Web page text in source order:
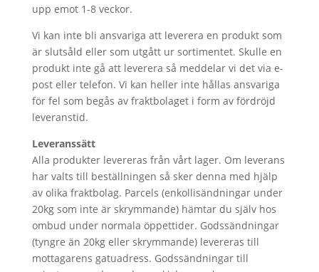
upp emot 1-8 veckor.
Vi kan inte bli ansvariga att leverera en produkt som
är slutsåld eller som utgått ur sortimentet. Skulle en
produkt inte gå att leverera så meddelar vi det via e-
post eller telefon. Vi kan heller inte hållas ansvariga
för fel som begås av fraktbolaget i form av fördröjd
leveranstid.
Leveranssätt
Alla produkter levereras från vårt lager. Om leverans
har valts till beställningen så sker denna med hjälp
av olika fraktbolag. Parcels (enkollisändningar under
20kg som inte är skrymmande) hämtar du själv hos
ombud under normala öppettider. Godssändningar
(tyngre än 20kg eller skrymmande) levereras till
mottagarens gatuadress. Godssändningar till